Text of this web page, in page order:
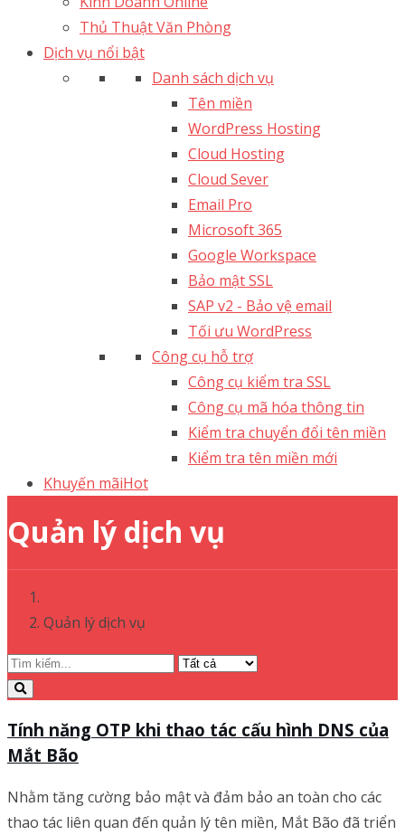
Thủ Thuật Văn Phòng
Dịch vụ nổi bật
Danh sách dịch vụ
Tên miền
WordPress Hosting
Cloud Hosting
Cloud Sever
Email Pro
Microsoft 365
Google Workspace
Bảo mật SSL
SAP v2 - Bảo vệ email​
Tối ưu WordPress
Công cụ hỗ trợ
Công cụ kiểm tra SSL
Công cụ mã hóa thông tin
Kiểm tra chuyển đổi tên miền
Kiểm tra tên miền mới
Khuyến mãiHot
Quản lý dịch vụ
Quản lý dịch vụ
Tính năng OTP khi thao tác cấu hình DNS của
Mắt Bão
Nhằm tăng cường bảo mật và đảm bảo an toàn cho các
thao tác liên quan đến quản lý tên miền, Mắt Bão đã triển